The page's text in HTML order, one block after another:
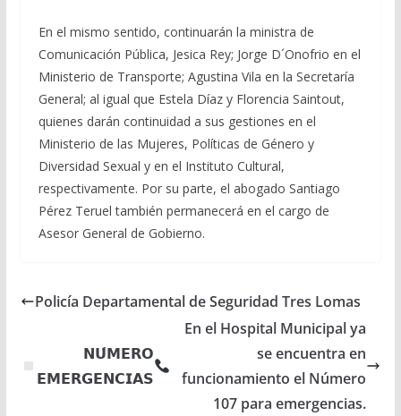
En el mismo sentido, continuarán la ministra de
Comunicación Pública, Jesica Rey; Jorge D´Onofrio en el
Ministerio de Transporte; Agustina Vila en la Secretaría
General; al igual que Estela Díaz y Florencia Saintout,
quienes darán continuidad a sus gestiones en el
Ministerio de las Mujeres, Políticas de Género y
Diversidad Sexual y en el Instituto Cultural,
respectivamente. Por su parte, el abogado Santiago
Pérez Teruel también permanecerá en el cargo de
Asesor General de Gobierno.
Policía Departamental de Seguridad Tres Lomas
𝗡𝗨́𝗠𝗘𝗥𝗢
𝗘𝗠𝗘𝗥𝗚𝗘𝗡𝗖𝗜𝗔𝗦
En el Hospital Municipal ya
se encuentra en
funcionamiento el Número
107 para emergencias.